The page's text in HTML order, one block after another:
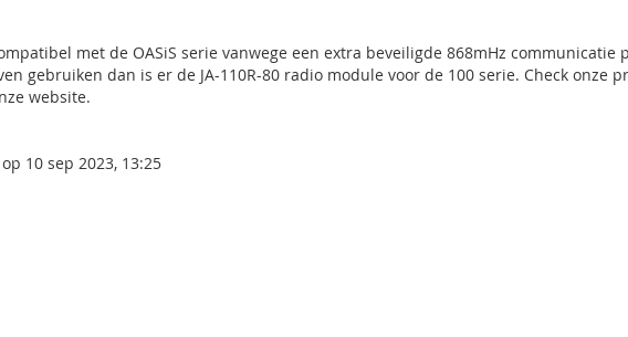
met de OASiS serie vanwege een extra beveiligde 868mHz communicatie
gebruiken dan is er de JA-110R-80 radio module voor de 100 serie. Check onze
website.
10 sep 2023, 13:25